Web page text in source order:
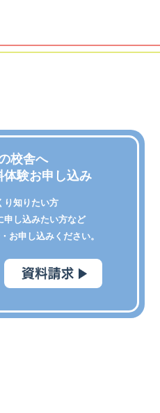
校舎へ
体験お申し込み
り知りたい方
申し込みたい方など
お申し込みください。